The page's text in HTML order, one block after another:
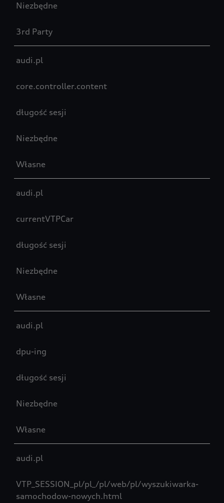
Niezbędne
3rd Party
audi.pl
core.controller.content
długość sesji
Niezbędne
Własne
audi.pl
currentVTPCar
długość sesji
Niezbędne
Własne
audi.pl
dpu-ing
długość sesji
Niezbędne
Własne
audi.pl
VTP_SESSION_pl/pl_/pl/web/pl/wyszukiwarka-
samochodow-nowych.html